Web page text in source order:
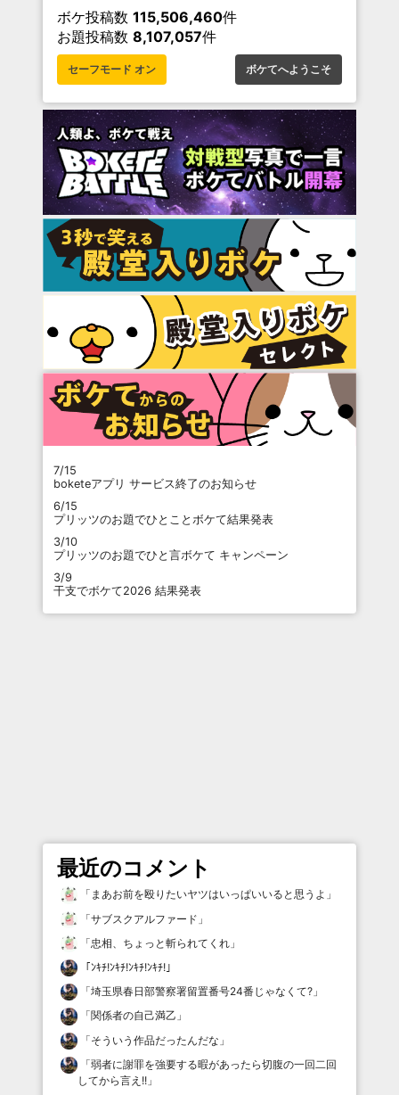
ボケ投稿数 115,506,460件
お題投稿数 8,107,057件
セーフモード オン ボケてへようこそ
7/15
boketeアプリ サービス終了のお知らせ
6/15
プリッツのお題でひとことボケて結果発表
3/10
プリッツのお題でひと言ボケて キャンペーン
3/9
干支でボケて2026 結果発表
最近のコメント
「 まあお前を殴りたいヤツはいっぱいいると思うよ 」
「サブスクアルファード 」
「忠相、ちょっと斬られてくれ 」
「ﾝｷﾁ!ﾝｷﾁ!ﾝｷﾁ!ﾝｷﾁ! 」
「埼玉県春日部警察署留置番号24番じゃなくて? 」
「関係者の自己満乙 」
「そういう作品だったんだな 」
「弱者に謝罪を強要する暇があったら切腹の一回二回
してから言え!! 」